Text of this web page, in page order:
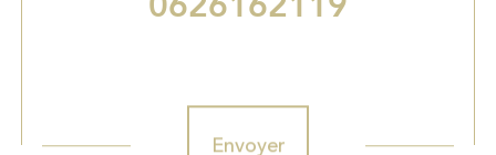
Envoyer